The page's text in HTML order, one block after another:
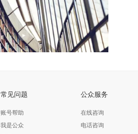
常见问题
账号帮助
我是公众
公众服务
在线咨询
电话咨询